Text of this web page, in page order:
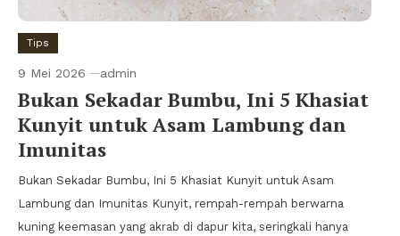
Tips
9 Mei 2026 admin
Bukan Sekadar Bumbu, Ini 5 Khasiat
Kunyit untuk Asam Lambung dan
Imunitas
Bukan Sekadar Bumbu, Ini 5 Khasiat Kunyit untuk Asam
Lambung dan Imunitas Kunyit, rempah-rempah berwarna
kuning keemasan yang akrab di dapur kita, seringkali hanya